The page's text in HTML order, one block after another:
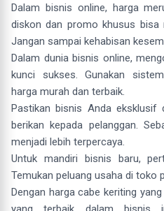
Dalam bisnis online, harga
diskon dan promo khusus bisa
Jangan sampai kehabisan
Dalam dunia bisnis online,
kunci sukses. Gunakan
harga murah dan terbaik.
Pastikan bisnis Anda eksklusif
berikan kepada pelanggan.
menjadi lebih terpercaya.
Untuk mandiri bisnis baru,
Temukan peluang usaha di toko
Dengan harga cabe keriting